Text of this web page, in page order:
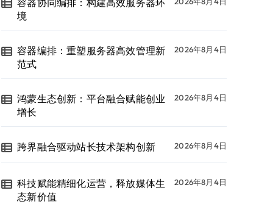
容器协同编排：构建高效服务器环
境
容器编排：重塑服务器高效管理新
范式
2026年8月4日
鸿蒙生态创新：平台融合赋能创业
增长
2026年8月4日
跨界融合驱动站长技术架构创新 2026年8月4日
科技赋能精细化运营，释放媒体生
态新价值
2026年8月4日